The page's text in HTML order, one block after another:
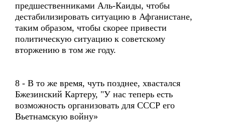
предшественниками Аль-Каиды, чтобы
дестабилизировать ситуацию в Афганистане,
таким образом, чтобы скорее привести
политическую ситуацию к советскому
вторжению в том же году.
8 - В то же время, чуть позднее, хвастался
Бжезинский Картеру, "У нас теперь есть
возможность организовать для СССР его
Вьетнамскую войну»